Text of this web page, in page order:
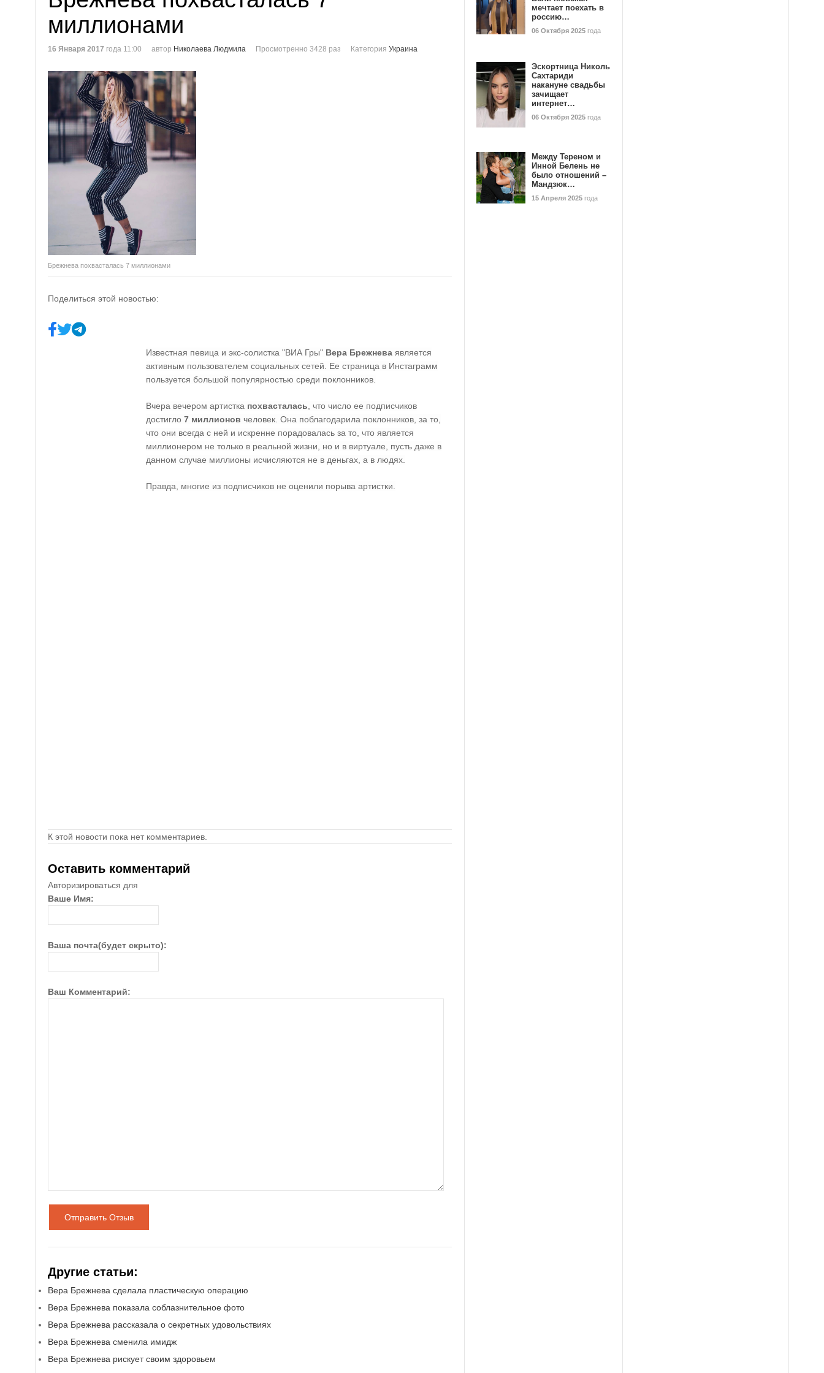
миллионами
16 Января 2017 года 11:00 автор Николаева Людмила Просмотренно 3428 раз Категория Украина
Брежнева похвасталась 7 миллионами
Поделиться этой новостью:
Известная певица и экс-солистка "ВИА Гры" Вера Брежнева является
активным пользователем социальных сетей. Ее страница в Инстаграмм
пользуется большой популярностью среди поклонников.
Вчера вечером артистка похвасталась , что число ее подписчиков
достигло 7 миллионов человек. Она поблагодарила поклонников, за то,
что они всегда с ней и искренне порадовалась за то, что является
миллионером не только в реальной жизни, но и в виртуале, пусть даже в
данном случае миллионы исчисляются не в деньгах, а в людях.
Правда, многие из подписчиков не оценили порыва артистки.
К этой новости пока нет комментариев.
Оставить комментарий
Авторизироваться для
Ваше Имя:
Ваша почта(будет скрыто):
Ваш Комментарий:
Отправить Отзыв
Другие статьи:
Вера Брежнева сделала пластическую операцию
Вера Брежнева показала соблазнительное фото
Вера Брежнева рассказала о секретных удовольствиях
Вера Брежнева сменила имидж
Вера Брежнева рискует своим здоровьем
мечтает поехать в
россию…
06 Октября 2025 года
Эскортница Николь
Сахтариди
накануне свадьбы
зачищает
интернет…
06 Октября 2025 года
Между Тереном и
Инной Белень не
было отношений –
Мандзюк…
15 Апреля 2025 года